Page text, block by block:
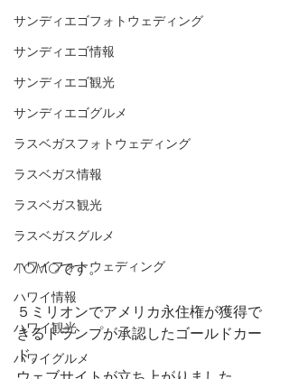
サンディエゴフォトウェディング
サンディエゴ情報
サンディエゴ観光
サンディエゴグルメ
ラスベガスフォトウェディング
ラスベガス情報
ラスベガス観光
ラスベガスグルメ
ハワイフォトウェディング
ハワイ情報
ハワイ観光
ハワイグルメ
TOMOです。
５ミリオンでアメリカ永住権が獲得で
きるトランプが承認したゴールドカー
ド。